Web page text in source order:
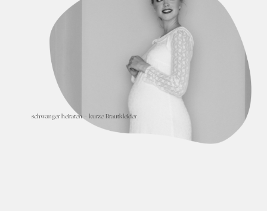
schwanger heiraten – kurze Brautkleider